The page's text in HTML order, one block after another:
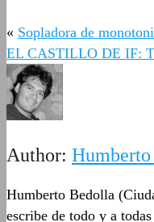
« Sopladora de
EL CASTILLO DE IF:
Author:
Humberto Bedolla
escribe de todo y a